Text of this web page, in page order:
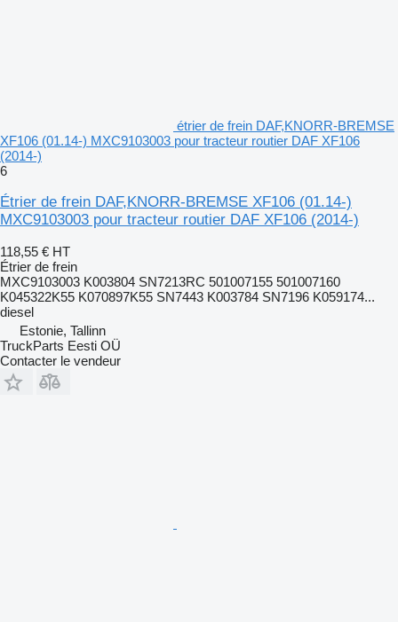
étrier de frein DAF,KNORR-BREMSE
XF106 (01.14-) MXC9103003 pour tracteur routier DAF XF106
(2014-)
6
Étrier de frein DAF,KNORR-BREMSE XF106 (01.14-)
MXC9103003 pour tracteur routier DAF XF106 (2014-)
118,55 € HT
Étrier de frein
MXC9103003 K003804 SN7213RC 501007155 501007160
K045322K55 K070897K55 SN7443 K003784 SN7196 K059174...
diesel
Estonie, Tallinn
TruckParts Eesti OÜ
Contacter le vendeur